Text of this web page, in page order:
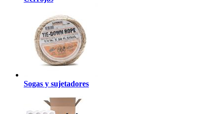
Sogas y sujetadores